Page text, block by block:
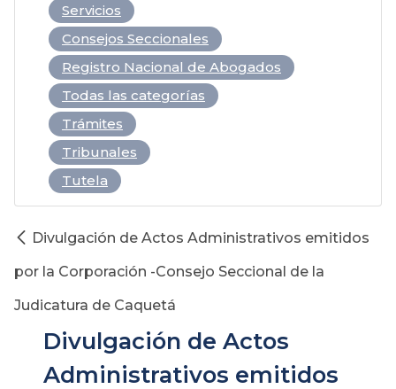
Consejos Seccionales
Registro Nacional de Abogados
Servicios
Todas las categorías
Trámites
Tribunales
Tutela
Divulgación de Actos Administrativos emitidos
por la Corporación -Consejo Seccional de la
Judicatura de Caquetá
Divulgación de Actos
Administrativos emitidos